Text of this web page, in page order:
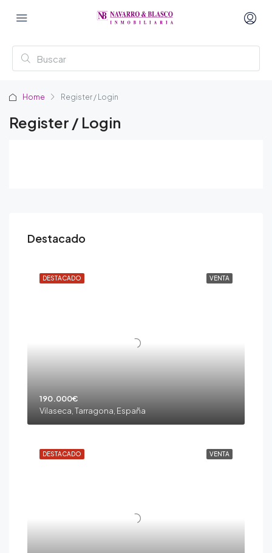
Home Register / Login
Register / Login
Destacado
VENTA
DESTACADO
190.000€
Vilaseca, Tarragona, España
VENTA
DESTACADO